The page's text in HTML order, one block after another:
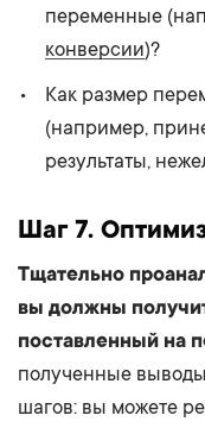
переменные
конверсии)?
Как размер
(например,
результаты,
Шаг 7.
Тщательно
вы должны
поставленный на
полученные
шагов: вы можете